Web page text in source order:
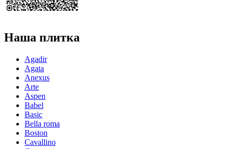
Наша плитка
Agadir
Agata
Anexus
Arte
Aspen
Babel
Basic
Bella roma
Boston
Cavallino